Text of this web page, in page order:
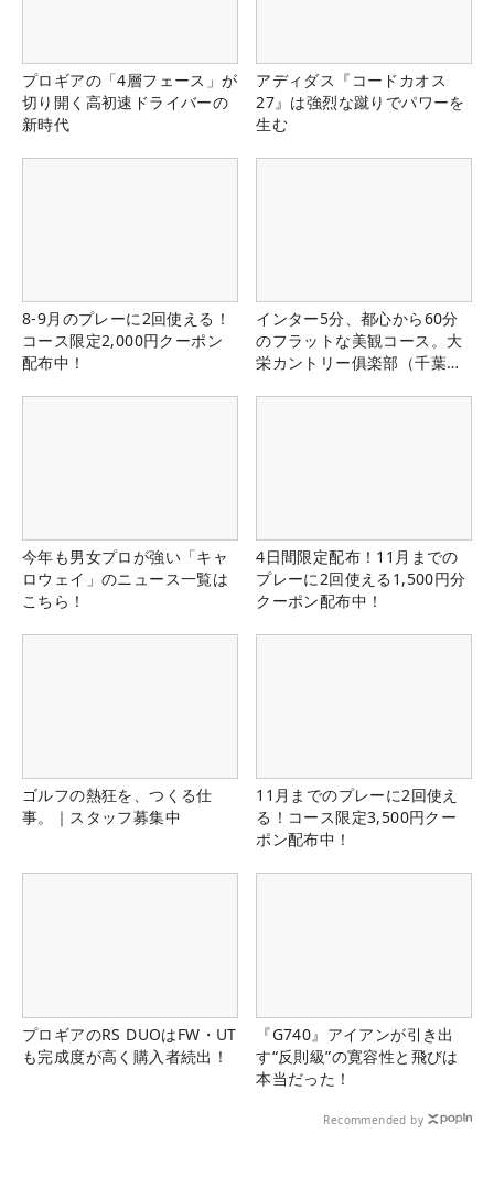
プロギアの「4層フェース」が
切り開く高初速ドライバーの
新時代
アディダス『コードカオス
27』は強烈な蹴りでパワーを
生む
8-9月のプレーに2回使える！
コース限定2,000円クーポン
配布中！
インター5分、都心から60分
のフラットな美観コース。大
栄カントリー俱楽部（千葉
今年も男女プロが強い「キャ
ロウェイ」のニュース一覧は
こちら！
4日間限定配布！11月までの
プレーに2回使える1,500円分
クーポン配布中！
ゴルフの熱狂を、つくる仕
事。｜スタッフ募集中
11月までのプレーに2回使え
る！コース限定3,500円クー
ポン配布中！
プロギアのRS DUOはFW・UT
も完成度が高く購入者続出！
『G740』アイアンが引き出
す“反則級”の寛容性と飛びは
本当だった！
Recommended by